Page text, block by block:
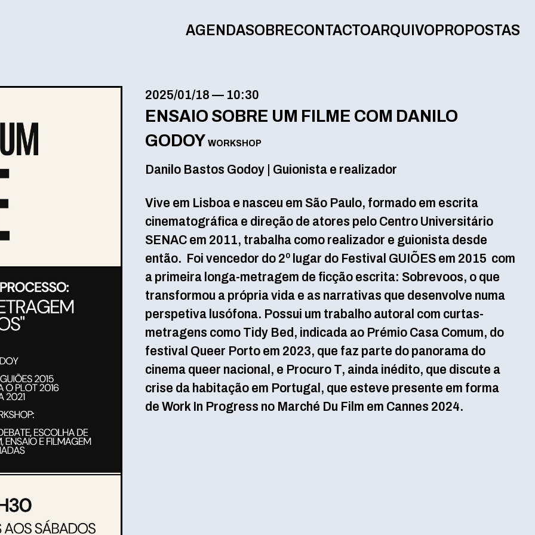
AGENDASOBRECONTACTOARQUIVO PROPOSTAS
2025/01/18 — 10:30
ENSAIO SOBRE UM FILME COM DANILO
GODOY WORKSHOP
Danilo Bastos Godoy | Guionista e realizador
Vive em Lisboa e nasceu em São Paulo, formado em escrita
cinematográfica e direção de atores pelo Centro Universitário
SENAC em 2011, trabalha como realizador e guionista desde
então. Foi vencedor do 2º lugar do Festival GUIÕES em 2015 com
a primeira longa-metragem de ficção escrita: Sobrevoos, o que
transformou a própria vida e as narrativas que desenvolve numa
perspetiva lusófona. Possui um trabalho autoral com curtas-
metragens como Tidy Bed, indicada ao Prémio Casa Comum, do
festival Queer Porto em 2023, que faz parte do panorama do
cinema queer nacional, e Procuro T, ainda inédito, que discute a
crise da habitação em Portugal, que esteve presente em forma
de Work In Progress no Marché Du Film em Cannes 2024.